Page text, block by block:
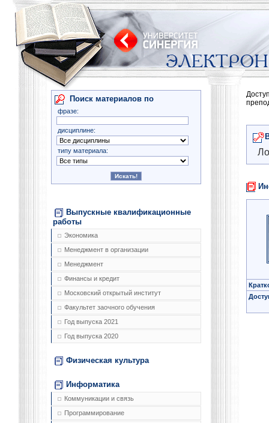
Поиск материалов по
фразе:
дисциплине:
типу материала:
Выпускные квалификационные
работы
Экономика
Менеджмент в организации
Менеджмент
Финансы и кредит
Московский открытый институт
Факультет заочного обучения
Год выпуска 2021
Год выпуска 2020
Физическая культура
Информатика
Коммуникации и связь
Программирование